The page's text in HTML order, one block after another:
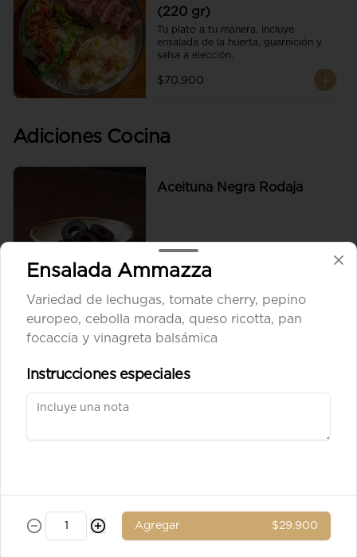
(220 gr)
Tu plato a tu manera. Incluye
ensalada de la huerta, guarnición y
salsa a elección.
$70.900
Adiciones Cocina
Aceituna Negra Rodaja
$8.900
Aceituna verde entera
Ensalada Ammazza
Variedad de lechugas, tomate cherry, pepino
europeo, cebolla morada, queso ricotta, pan
focaccia y vinagreta balsámica
Instrucciones especiales
Agregar $29.900